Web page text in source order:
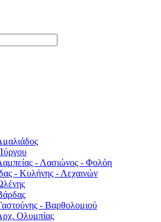
- Λασιώνος - Φολόη
- Κυλήνης - Λεχαινών
- Βαρθολομιού
Ολυμπίας